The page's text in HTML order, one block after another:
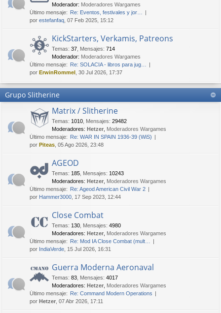
Moderador: Moderadores Wargames
Último mensaje: Re: Eventos, festivales y jor…
por estefanfaq , 07 Feb 2025, 15:12
KickStarters, Verkamis, Patreons
Temas: 37 Mensajes: 714
Moderador: Moderadores Wargames
Último mensaje: Re: SOLACIA - libros para jug…
por ErwinRommel , 30 Jul 2026, 17:37
Grupo Slitherine
Matrix / Slitherine
Temas: 1010 Mensajes: 29482
Moderadores: Hetzer Moderadores Wargames
Último mensaje: Re: WAR IN SPAIN 1936-39 (WiS)
por Piteas , 05 Ago 2026, 23:48
AGEOD
Temas: 185 Mensajes: 10243
Moderadores: Hetzer Moderadores Wargames
Último mensaje: Re: Ageod American Civil War 2
por Hammer3000 , 17 Sep 2023, 12:44
Close Combat
Temas: 130 Mensajes: 4980
Moderadores: Hetzer Moderadores Wargames
Último mensaje: Re: Mod IA Close Combat (mult…
por IndiaVerde , 15 Jul 2026, 16:31
Guerra Moderna Aeronaval
Temas: 83 Mensajes: 4017
Moderadores: Hetzer Moderadores Wargames
Último mensaje: Re: Command Modern Operations
por Hetzer , 07 Abr 2026, 17:11